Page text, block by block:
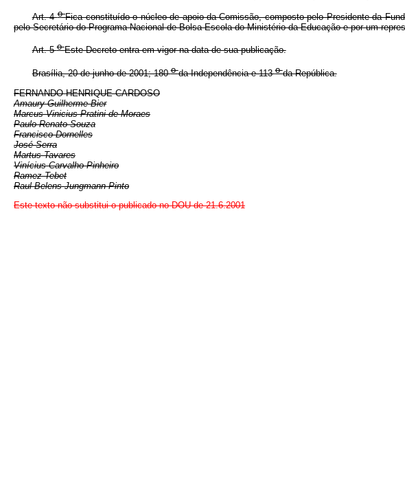
Art. 4oFica constituído o núcleo de apoio da Comissão, composto pelo Presidente da
pelo Secretário do Programa Nacional de Bolsa Escola do Ministério da Educação e por um
Art. 5oEste Decreto entra em vigor na data de sua publicação.
Brasília, 20 de junho de 2001; 180oda Independência e 113oda República.
FERNANDO HENRIQUE CARDOSO
Amaury Guilherme Bier
Marcus Vinicius Pratini de Moraes
Paulo Renato Souza
Francisco Dornelles
José Serra
Martus Tavares
Vinícius Carvalho Pinheiro
Ramez Tebet
Raul Belens Jungmann Pinto
Este texto não substitui o publicado no DOU de 21.6.2001